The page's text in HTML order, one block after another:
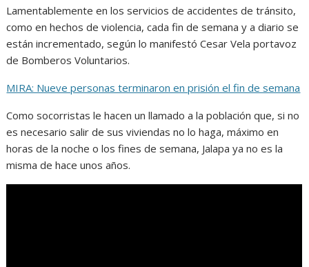
Lamentablemente en los servicios de accidentes de tránsito,
como en hechos de violencia, cada fin de semana y a diario se
están incrementado, según lo manifestó Cesar Vela portavoz
de Bomberos Voluntarios.
MIRA: Nueve personas terminaron en prisión el fin de semana
Como socorristas le hacen un llamado a la población que, si no
es necesario salir de sus viviendas no lo haga, máximo en
horas de la noche o los fines de semana, Jalapa ya no es la
misma de hace unos años.